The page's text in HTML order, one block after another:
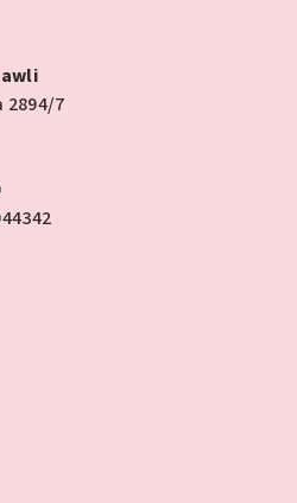
2894/7